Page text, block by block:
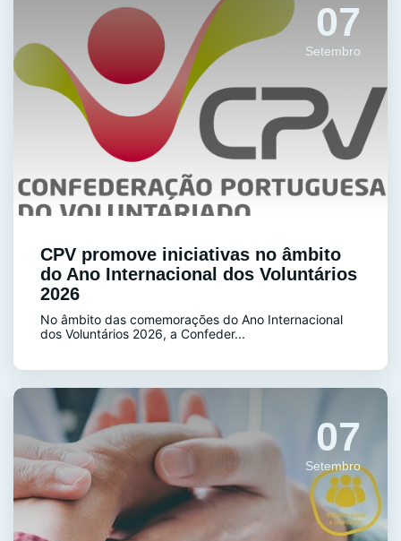
07
Setembro
CPV promove iniciativas no âmbito
do Ano Internacional dos Voluntários
2026
No âmbito das comemorações do Ano Internacional
dos Voluntários 2026, a Confeder...
07
Setembro